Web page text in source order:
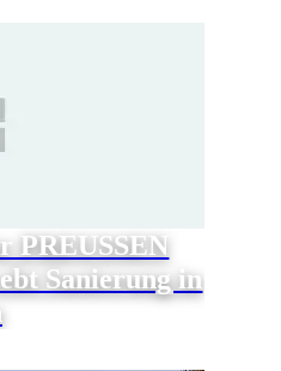
PREUSSEN
Sanierung in